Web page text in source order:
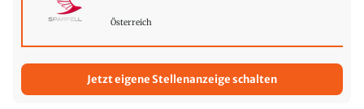
Österreich
Jetzt eigene Stellenanzeige schalten